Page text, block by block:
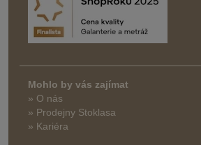
Mohlo by vás zajímat
» O nás
» Prodejny Stoklasa
» Kariéra